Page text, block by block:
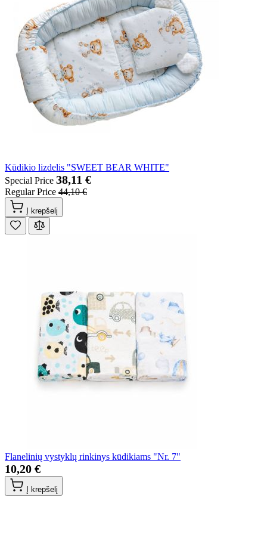
Kūdikio lizdelis "SWEET BEAR WHITE"
Special Price 38,11 €
Regular Price 44,10 €
Į krepšelį
Flanelinių vystyklų rinkinys kūdikiams "Nr. 7"
10,20 €
Į krepšelį